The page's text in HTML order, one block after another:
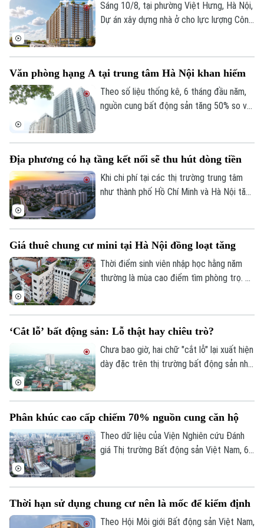
Đánh giá
Di tích
Y tế
Dinh dưỡng
Tư vấn sức khỏe
Thể thao
Bóng đá
Golf
Giải trí
Tin tức
Sao
Điện ảnh
Âm nhạc
Đã phát sóng
Sáng 10/8, tại phường Việt Hưng, Hà Nội,
Dự án xây dựng nhà ở cho lực lượng Công
tòa nhà cao 18 tầng. Dự kiến dự án hoàn
thành vào quý IV năm 2028.
Văn phòng hạng A tại trung tâm Hà Nội khan hiếm
Theo số liệu thống kê, 6 tháng đầu năm,
nguồn cung bất động sản tăng 50% so với
các sản phẩm mới.
Địa phương có hạ tầng kết nối sẽ thu hút dòng tiền
Khi chi phí tại các thị trường trung tâm
như thành phố Hồ Chí Minh và Hà Nội tăng
Giá thuê chung cư mini tại Hà Nội đồng loạt tăng
Thời điểm sinh viên nhập học hằng năm
thường là mùa cao điểm tìm phòng trọ. Vì
mất cân đối cung - cầu này đang khiến
mặt bằng giá thuê ở nhiều khu vực trung
tâm leo thang.
‘Cắt lỗ’ bất động sản: Lỗ thật hay chiêu trò?
Chưa bao giờ, hai chữ "cắt lỗ" lại xuất hiện
dày đặc trên thị trường bất động sản như
sâu. Với người mua, những lời rao “cắt lỗ”
có thể là cơ hội nhưng cũng cần tỉnh táo
để phân biệt giữa giá giảm thực và một
Phân khúc cao cấp chiếm 70% nguồn cung căn hộ
Theo dữ liệu của Viện Nghiên cứu Đánh
giá Thị trường Bất động sản Việt Nam, 6
chung cư thuộc phân khúc cao cấp trở
lên chiếm trên 70% nguồn cung căn hộ
Thời hạn sử dụng chung cư nên là mốc để kiểm định
Theo Hội Môi giới Bất động sản Việt Nam,